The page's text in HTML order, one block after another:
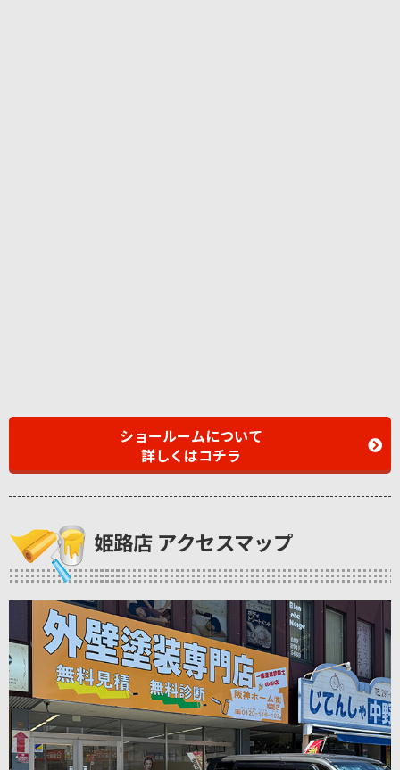
ショールームについて
詳しくはコチラ
姫路店 アクセスマップ